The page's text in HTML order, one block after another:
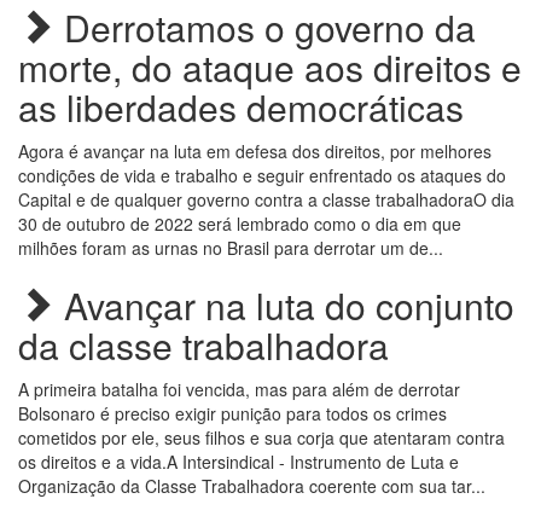
Derrotamos o governo da
morte, do ataque aos direitos e
as liberdades democráticas
Agora é avançar na luta em defesa dos direitos, por melhores
condições de vida e trabalho e seguir enfrentado os ataques do
Capital e de qualquer governo contra a classe trabalhadoraO dia
30 de outubro de 2022 será lembrado como o dia em que
milhões foram as urnas no Brasil para derrotar um de...
Avançar na luta do conjunto
da classe trabalhadora
A primeira batalha foi vencida, mas para além de derrotar
Bolsonaro é preciso exigir punição para todos os crimes
cometidos por ele, seus filhos e sua corja que atentaram contra
os direitos e a vida.A Intersindical - Instrumento de Luta e
Organização da Classe Trabalhadora coerente com sua tar...